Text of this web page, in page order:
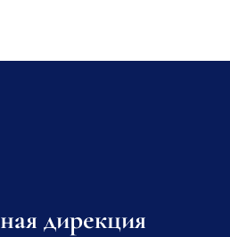
дирекция